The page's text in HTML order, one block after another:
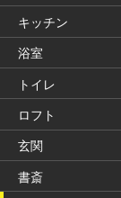
キッチン
浴室
トイレ
ロフト
玄関
書斎